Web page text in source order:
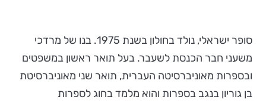
סופר ישראלי, נולד בחולון בשנת 1975. בנו של מרדכי
משעני חבר הכנסת לשעבר. בעל תואר ראשון במשפטים
ובספרות מאוניברסיטה העברית, תואר שני מאוניברסיטת
בן גוריון בנגב בספרות והוא מלמד בחוג לספרות